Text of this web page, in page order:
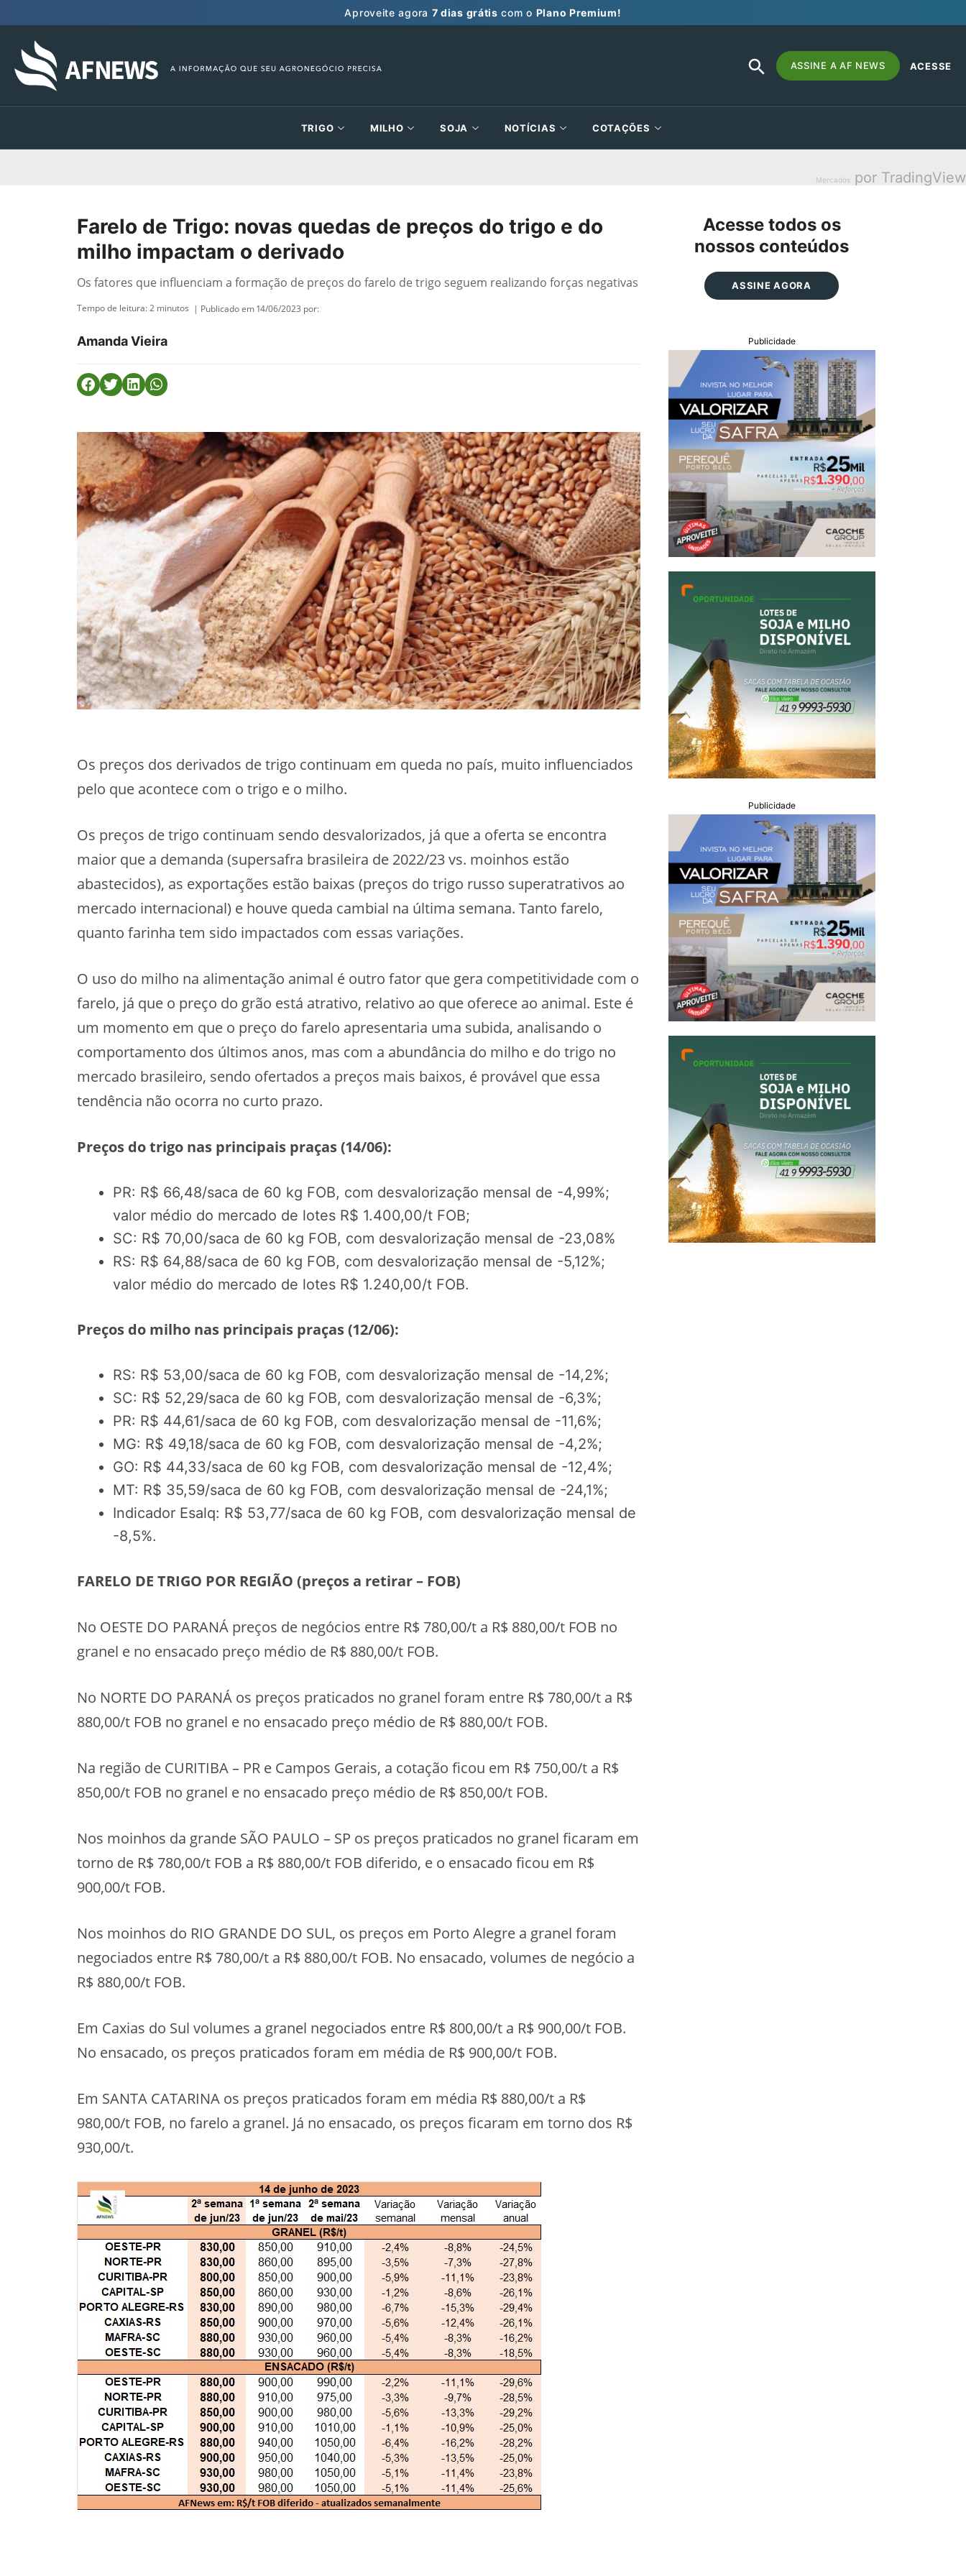
Aproveite agora 7 dias grátis com o Plano Premium!
Search
for:
SEARCH
BUTTON
ASSINE A AF NEWS ACESSE
TRIGO MILHO SOJA NOTÍCIAS COTAÇÕES
Mercados por TradingView
Farelo de Trigo: novas quedas de preços do trigo e do
milho impactam o derivado
Os fatores que influenciam a formação de preços do farelo de trigo seguem realizando forças negativas
Tempo de leitura:2 minutos | Publicado em 14/06/2023 por:
Amanda Vieira
Os preços dos derivados de trigo continuam em queda no país, muito influenciados
pelo que acontece com o trigo e o milho.
Os preços de trigo continuam sendo desvalorizados, já que a oferta se encontra
maior que a demanda (supersafra brasileira de 2022/23 vs. moinhos estão
abastecidos), as exportações estão baixas (preços do trigo russo superatrativos ao
mercado internacional) e houve queda cambial na última semana. Tanto farelo,
quanto farinha tem sido impactados com essas variações.
O uso do milho na alimentação animal é outro fator que gera competitividade com o
farelo, já que o preço do grão está atrativo, relativo ao que oferece ao animal. Este é
um momento em que o preço do farelo apresentaria uma subida, analisando o
comportamento dos últimos anos, mas com a abundância do milho e do trigo no
mercado brasileiro, sendo ofertados a preços mais baixos, é provável que essa
tendência não ocorra no curto prazo.
Preços do trigo nas principais praças (14/06):
PR: R$ 66,48/saca de 60 kg FOB, com desvalorização mensal de -4,99%;
valor médio do mercado de lotes R$ 1.400,00/t FOB;
SC: R$ 70,00/saca de 60 kg FOB, com desvalorização mensal de -23,08%
RS: R$ 64,88/saca de 60 kg FOB, com desvalorização mensal de -5,12%;
valor médio do mercado de lotes R$ 1.240,00/t FOB.
Preços do milho nas principais praças (12/06):
RS: R$ 53,00/saca de 60 kg FOB, com desvalorização mensal de -14,2%;
SC: R$ 52,29/saca de 60 kg FOB, com desvalorização mensal de -6,3%;
PR: R$ 44,61/saca de 60 kg FOB, com desvalorização mensal de -11,6%;
MG: R$ 49,18/saca de 60 kg FOB, com desvalorização mensal de -4,2%;
GO: R$ 44,33/saca de 60 kg FOB, com desvalorização mensal de -12,4%;
MT: R$ 35,59/saca de 60 kg FOB, com desvalorização mensal de -24,1%;
Indicador Esalq: R$ 53,77/saca de 60 kg FOB, com desvalorização mensal de
-8,5%.
FARELO DE TRIGO POR REGIÃO (preços a retirar – FOB)
No OESTE DO PARANÁ preços de negócios entre R$ 780,00/t a R$ 880,00/t FOB no
granel e no ensacado preço médio de R$ 880,00/t FOB.
No NORTE DO PARANÁ os preços praticados no granel foram entre R$ 780,00/t a R$
880,00/t FOB no granel e no ensacado preço médio de R$ 880,00/t FOB.
Na região de CURITIBA – PR e Campos Gerais, a cotação ficou em R$ 750,00/t a R$
850,00/t FOB no granel e no ensacado preço médio de R$ 850,00/t FOB.
Nos moinhos da grande SÃO PAULO – SP os preços praticados no granel ficaram em
torno de R$ 780,00/t FOB a R$ 880,00/t FOB diferido, e o ensacado ficou em R$
900,00/t FOB.
Nos moinhos do RIO GRANDE DO SUL, os preços em Porto Alegre a granel foram
negociados entre R$ 780,00/t a R$ 880,00/t FOB. No ensacado, volumes de negócio a
R$ 880,00/t FOB.
Em Caxias do Sul volumes a granel negociados entre R$ 800,00/t a R$ 900,00/t FOB.
No ensacado, os preços praticados foram em média de R$ 900,00/t FOB.
Em SANTA CATARINA os preços praticados foram em média R$ 880,00/t a R$
980,00/t FOB, no farelo a granel. Já no ensacado, os preços ficaram em torno dos R$
930,00/t.
Acesse todos os
nossos conteúdos
ASSINE AGORA
Publicidade
Publicidade